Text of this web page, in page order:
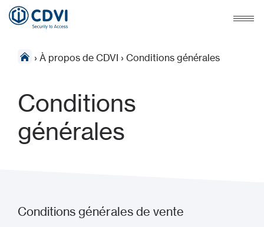
› À propos de CDVI › Conditions générales
Conditions
générales
Conditions générales de vente